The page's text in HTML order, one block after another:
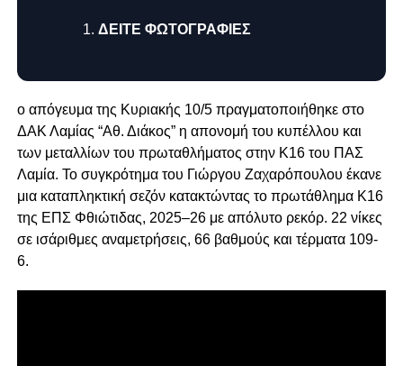
ΔΕΙΤΕ ΦΩΤΟΓΡΑΦΙΕΣ
ο απόγευμα της Κυριακής 10/5 πραγματοποιήθηκε στο
ΔΑΚ Λαμίας “Αθ. Διάκος” η απονομή του κυπέλλου και
των μεταλλίων του πρωταθλήματος στην Κ16 του ΠΑΣ
Λαμία. Το συγκρότημα του Γιώργου Ζαχαρόπουλου έκανε
μια καταπληκτική σεζόν κατακτώντας το πρωτάθλημα Κ16
της ΕΠΣ Φθιώτιδας, 2025–26 με απόλυτο ρεκόρ. 22 νίκες
σε ισάριθμες αναμετρήσεις, 66 βαθμούς και τέρματα 109-
6.